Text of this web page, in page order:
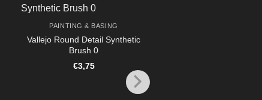
PAINTING & BASING
Vallejo Round Detail Synthetic
Brush 0
€3,75